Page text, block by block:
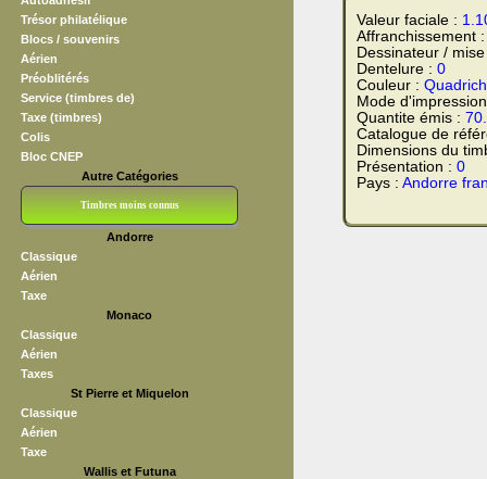
Trésor philatélique
Blocs / souvenirs
Aérien
Préoblitérés
Service (timbres de)
Taxe (timbres)
Colis
Bloc CNEP
Autre Catégories
Timbres moins connus
Andorre
Classique
Aérien
Taxe
Monaco
Classique
Aérien
Taxes
St Pierre et Miquelon
Classique
Aérien
Taxe
Wallis et Futuna
Valeur faciale :
Affranchissement
Dessinateur /
Dentelure : 0
Couleur :
Mode
Quantite émis :
Catalogue de
Dimensions du
Présentation : 0
Pays : Andorre